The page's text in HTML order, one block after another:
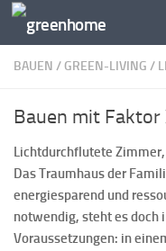
Zum Inhalt springen
BAUEN / GREEN-LIVING /
Bauen mit Faktor
Lichtdurchflutete
Das Traumhaus der
energiesparend und
notwendig, steht es doch
Voraussetzungen: in